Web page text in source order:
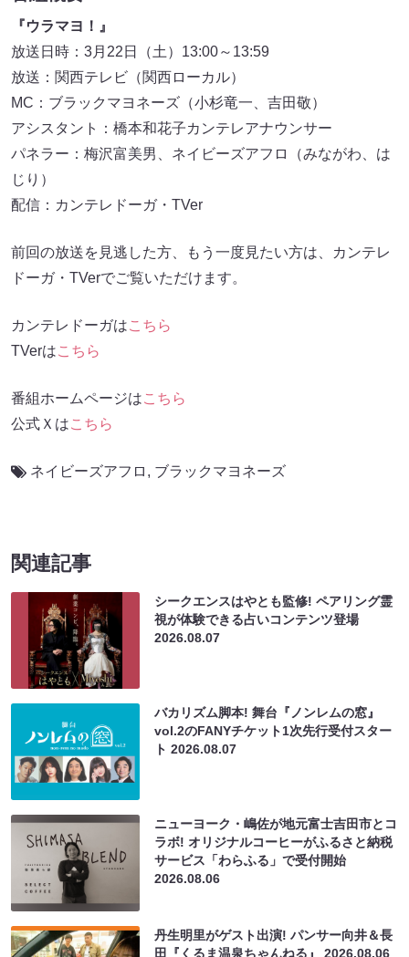
『ウラマヨ！』
放送日時：3月22日（土）13:00～13:59
放送：関西テレビ（関西ローカル）
MC：ブラックマヨネーズ（小杉竜一、吉田敬）
アシスタント：橋本和花子カンテレアナウンサー
パネラー：梅沢富美男、ネイビーズアフロ（みながわ、は
じり）
配信：カンテレドーガ・TVer
前回の放送を見逃した方、もう一度見たい方は、カンテレ
ドーガ・TVerでご覧いただけます。
カンテレドーガはこちら
TVerはこちら
番組ホームページはこちら
公式Ｘはこちら
ネイビーズアフロ , ブラックマヨネーズ
関連記事
シークエンスはやとも監修! ペアリング霊
視が体験できる占いコンテンツ登場
2026.08.07
バカリズム脚本! 舞台『ノンレムの窓』
vol.2のFANYチケット1次先行受付スター
ト2026.08.07
ニューヨーク・嶋佐が地元富士吉田市とコ
ラボ! オリジナルコーヒーがふるさと納税
サービス「わらふる」で受付開始
2026.08.06
丹生明里がゲスト出演! パンサー向井＆長
田『くるま温泉ちゃんねる』2026.08.06